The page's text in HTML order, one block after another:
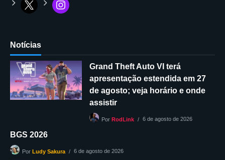
Notícias
Grand Theft Auto VI terá
apresentação estendida em 27
de agosto; veja horário e onde
assistir
PorRodLink 6 de agosto de 2026
BGS 2026
PorLudy Sakura 6 de agosto de 2026